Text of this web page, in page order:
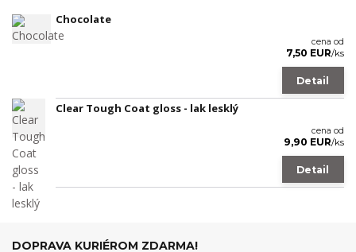
Chocolate
cena od
7,50 EUR/ks
Detail
Clear Tough Coat gloss - lak lesklý
cena od
9,90 EUR/ks
Detail
DOPRAVA KURIÉROM ZDARMA!